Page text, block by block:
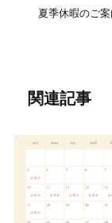
夏季休暇のご案
関連記事